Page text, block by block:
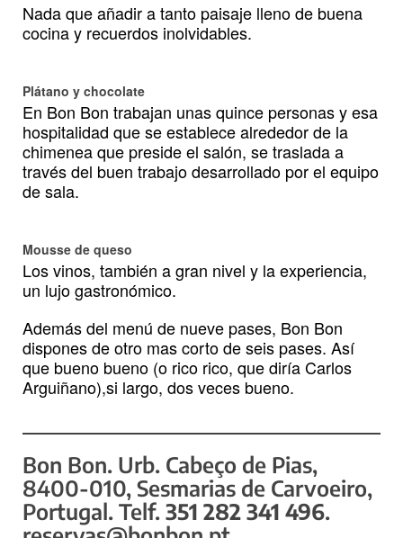
Nada que añadir a tanto paisaje lleno de buena
cocina y recuerdos inolvidables.
Plátano y chocolate
En Bon Bon trabajan unas quince personas y esa
hospitalidad que se establece alrededor de la
chimenea que preside el salón, se traslada a
través del buen trabajo desarrollado por el equipo
de sala.
Mousse de queso
Los vinos, también a gran nivel y la experiencia,
un lujo gastronómico.
Además del menú de nueve pases, Bon Bon
dispones de otro mas corto de seis pases. Así
que bueno bueno (o rico rico, que diría Carlos
Arguiñano),si largo, dos veces bueno.
Bon Bon. Urb. Cabeço de Pias,
8400-010, Sesmarias de Carvoeiro,
Portugal. Telf. 351 282 341 496.